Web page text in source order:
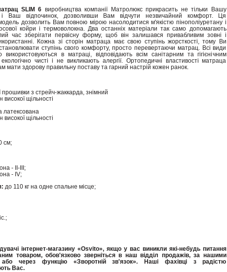
SLIM 6 виробництва компанії Матролюкс прикрасить не тільки Вашу
і Ваш відпочинок, дозволивши Вам відчути незвичайний комфорт. Ця
дозволить Вам повною мірою насолодитися м'якістю пінополіуретану і
койри і термоволокна. Два останніх матеріали так само допомагають
час зберігати первісну форму, щоб він залишався привабливим зовні і
Кожна зі сторін матраца має свою ступінь жорсткості, тому Ви
ступінь свого комфорту, просто перевертаючи матрац. Всі види
використовуються в матраці, відповідають всім санітарним та гігієнічним
чисті і не викликають алергії. Ортопедичні властивості матраца
мати здорову правильну поставу та гарний настрій кожен ранок.
прошивки з стрейч-жаккарда, знімний
високої щільності
латексована
високої щільності
см;
- II-III;
- IV;
до 110 кг на одне спальне місце;
інтернет-магазину «Osvito», якщо у вас виникли які-небудь питання
товаром, обов'язково зверніться в наш відділ продажів, за нашими
через функцію «Зворотній зв'язок». Наші фахівці з радістю
Вас.